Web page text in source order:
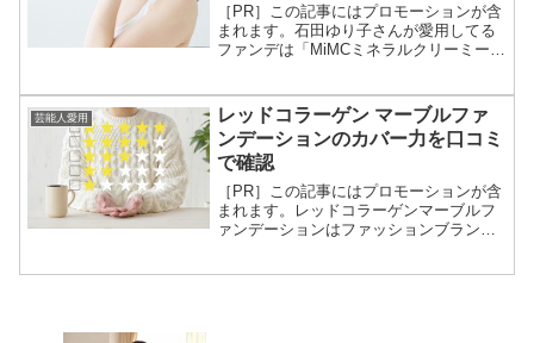
［PR］この記事にはプロモーションが含
まれます。石田ゆり子さんが愛用してる
ファンデは「MiMCミネラルクリーミーフ
田ゆり子さん。「MiMCミネラルクリーミ
ーファンデーシ...
芸能人愛用
レッドコラーゲン マーブルファ
ンデーションのカバー力を口コミ
で確認
［PR］この記事にはプロモーションが含
まれます。レッドコラーゲンマーブルフ
ァンデーションはファッションブランド